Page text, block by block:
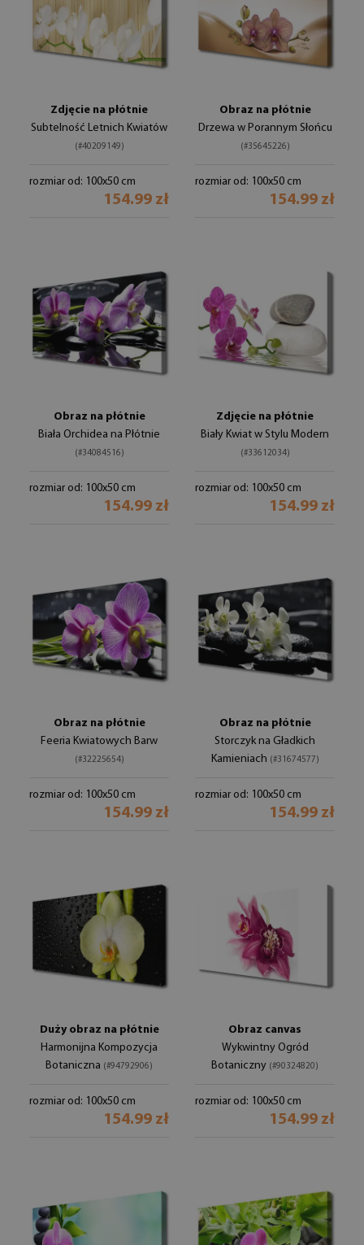
Zdjęcie na płótnie
Subtelność Letnich Kwiatów
(#40209149)
rozmiar od: 100x50 cm
154.99 zł
Obraz na płótnie
Drzewa w Porannym Słońcu
(#35645226)
rozmiar od: 100x50 cm
154.99 zł
Obraz na płótnie
Biała Orchidea na Płótnie
(#34084516)
rozmiar od: 100x50 cm
154.99 zł
Zdjęcie na płótnie
Biały Kwiat w Stylu Modern
(#33612034)
rozmiar od: 100x50 cm
154.99 zł
Obraz na płótnie
Feeria Kwiatowych Barw
(#32225654)
rozmiar od: 100x50 cm
154.99 zł
Obraz na płótnie
Storczyk na Gładkich
Kamieniach (#31674577)
rozmiar od: 100x50 cm
154.99 zł
Duży obraz na płótnie
Harmonijna Kompozycja
Botaniczna (#94792906)
rozmiar od: 100x50 cm
154.99 zł
Obraz canvas
Wykwintny Ogród
Botaniczny (#90324820)
rozmiar od: 100x50 cm
154.99 zł